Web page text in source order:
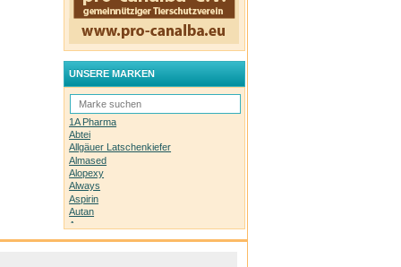
UNSERE MARKEN
1A Pharma
Abtei
Allgäuer Latschenkiefer
Almased
Alopexy
Always
Aspirin
Autan
Avene
Bachblüten-Orginal